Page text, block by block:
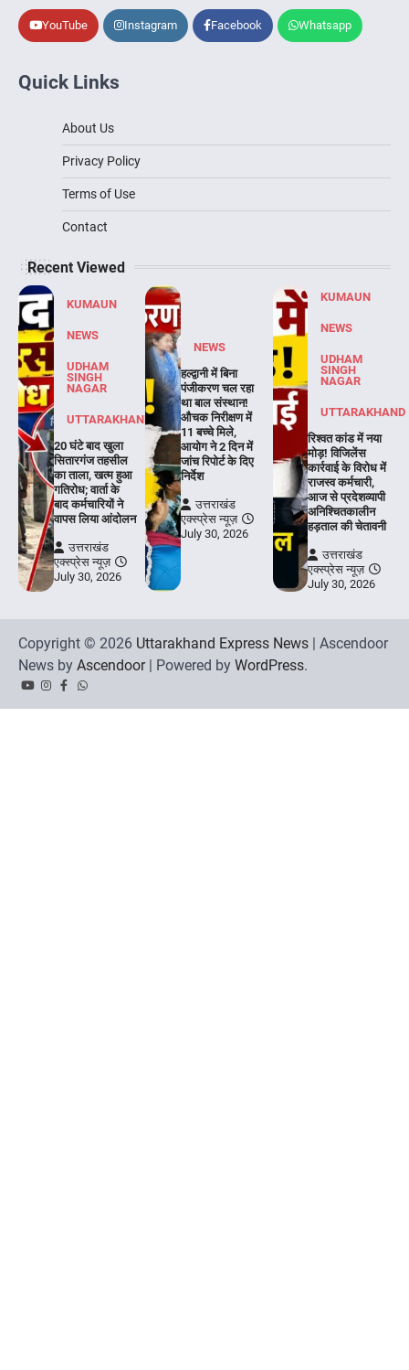
YouTube Instagram Facebook Whatsapp
Quick Links
About Us
Privacy Policy
Terms of Use
Contact
Recent Viewed
KUMAUN
NEWS
UDHAM
SINGH
NAGAR
UTTARAKHAND
20 घंटे बाद खुला
सितारगंज तहसील
का ताला, खत्म हुआ
गतिरोध; वार्ता के
बाद कर्मचारियों ने
वापस लिया आंदोलन
उत्तराखंड
एक्स्प्रेस न्यूज़
July 30, 2026
NEWS
हल्द्वानी में बिना
पंजीकरण चल रहा
था बाल संस्थान!
औचक निरीक्षण में
11 बच्चे मिले,
आयोग ने 2 दिन में
जांच रिपोर्ट के दिए
निर्देश
उत्तराखंड
एक्स्प्रेस न्यूज़
July 30, 2026
KUMAUN
NEWS
UDHAM
SINGH
NAGAR
UTTARAKHAND
रिश्वत कांड में नया
मोड़! विजिलेंस
कार्रवाई के विरोध में
राजस्व कर्मचारी,
आज से प्रदेशव्यापी
अनिश्चितकालीन
हड़ताल की चेतावनी
उत्तराखंड
एक्स्प्रेस न्यूज़
July 30, 2026
Copyright © 2026 Uttarakhand Express News | Ascendoor
News by Ascendoor| Powered by WordPress.
YouTubeInstagram
Facebook
Whatsapp